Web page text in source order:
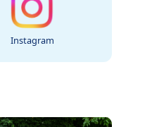
Instagram